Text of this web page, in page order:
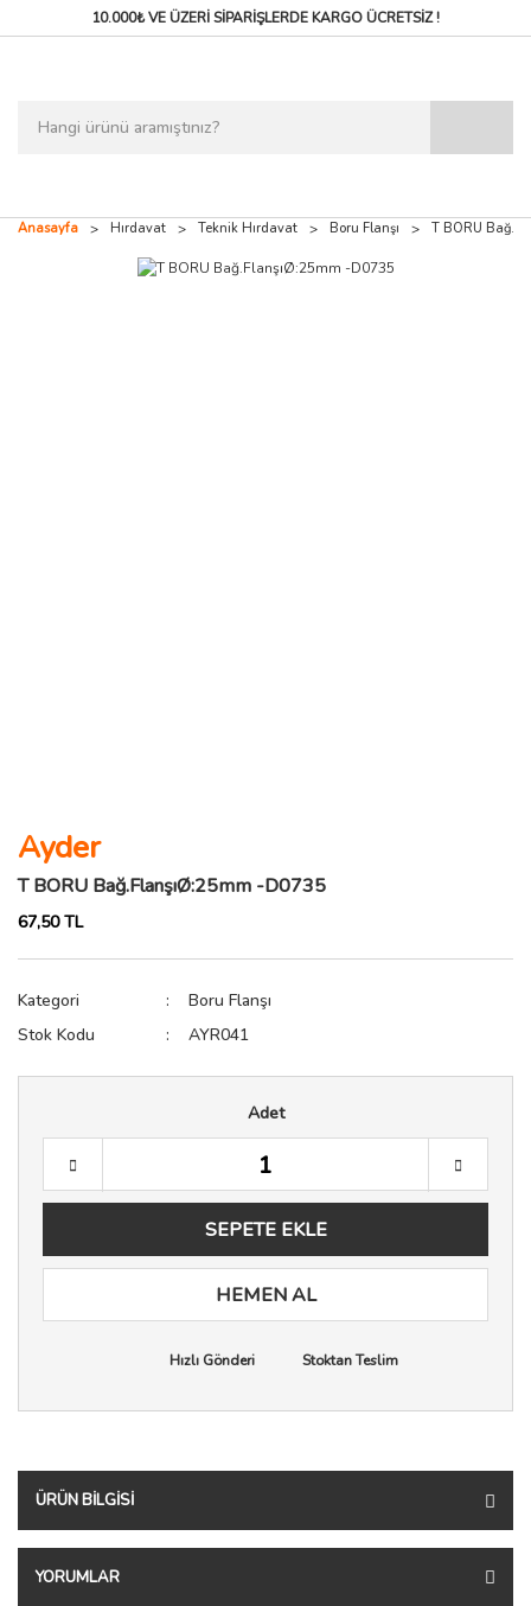
10.000₺ VE ÜZERİ SİPARİŞLERDEKARGO ÜCRETSİZ !
Anasayfa Hırdavat Teknik Hırdavat Boru Flanşı T BORU
Ayder
T BORU Bağ.FlanşıØ:25mm -D0735
67,50 TL
Kategori
Boru Flanşı
Stok Kodu
AYR041
Adet
SEPETE EKLE
HEMEN AL
Hızlı Gönderi Stoktan Teslim
ÜRÜN BILGISI
YORUMLAR